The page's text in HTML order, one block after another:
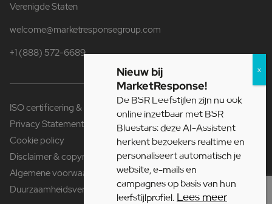
Verenigde Staten
welcome@marketresponsegroup.com
+1 (888) 572-6689
ISO certificering & Fair Data
Privacy Statement
Cookie policy
Disclaimer & copyright
Algemene voorwaarden
Duurzaamheidsverklaring
Nieuw bij
MarketResponse!
De BSR Leefstijlen zijn nu ook
online inzetbaar met BSR
Bluestars: deze AI-Assistent
herkent bezoekers realtime en
personaliseert automatisch je
website, e-mails en
campagnes op basis van hun
leefstijlprofiel. Lees meer